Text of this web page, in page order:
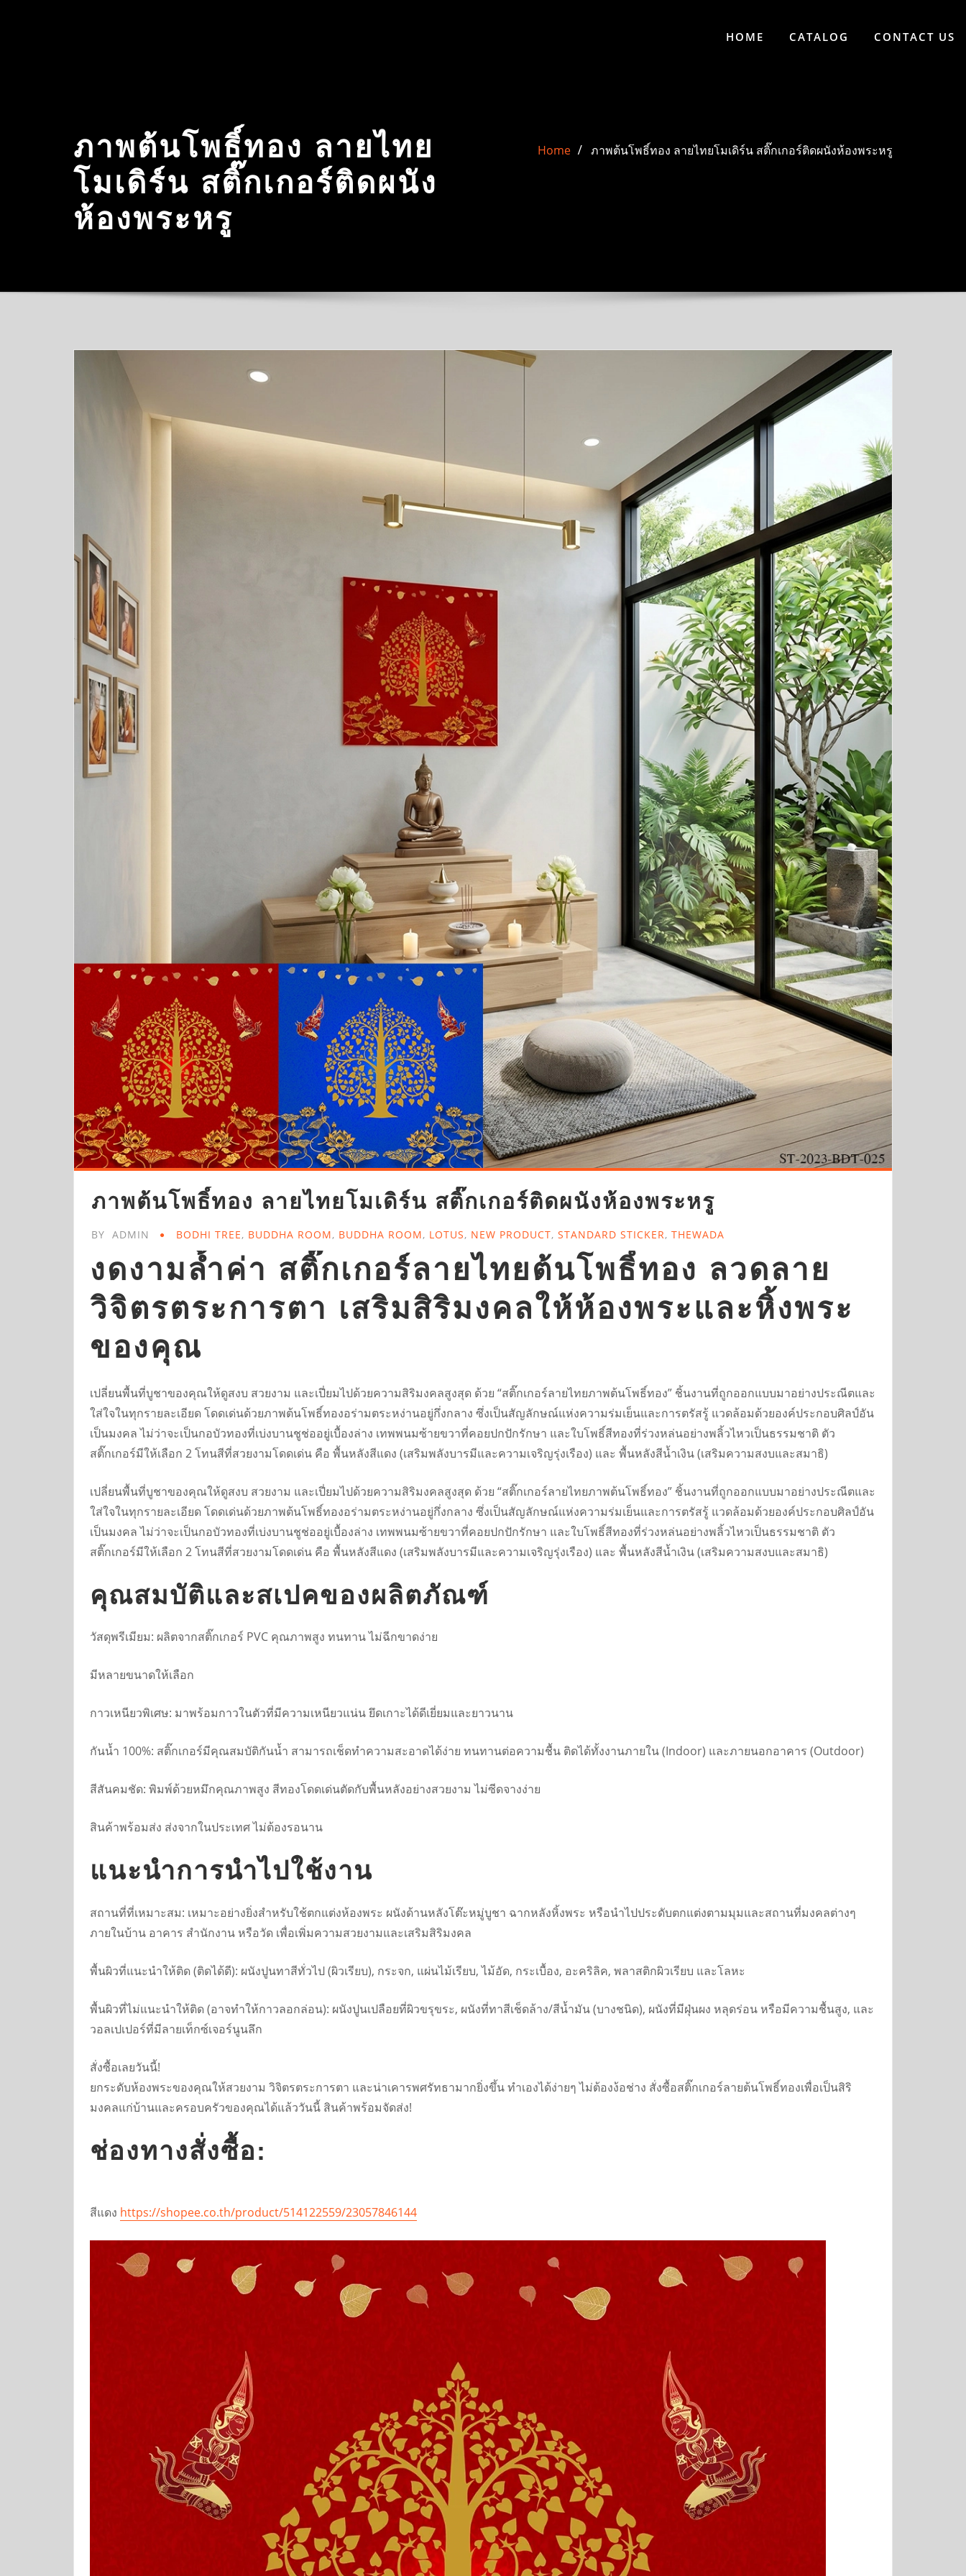
HOME CATALOG CONTACT US
ภาพต้นโพธิ์ทอง ลายไทย
โมเดิร์น สติ๊กเกอร์ติดผนัง
ห้องพระหรู
Home ภาพต้นโพธิ์ทอง ลายไทยโมเดิร์น สติ๊กเกอร์ติดผนังห้องพระหรู
ภาพต้นโพธิ์ทอง ลายไทยโมเดิร์น สติ๊กเกอร์ติดผนังห้องพระหรู
BY ADMIN BODHI TREE, BUDDHA ROOM, BUDDHA ROOM, LOTUS, NEW PRODUCT,STANDARD STICKER,THEWADA
งดงามล้ำค่า สติ๊กเกอร์ลายไทยต้นโพธิ์ทอง ลวดลาย
วิจิตรตระการตา เสริมสิริมงคลให้ห้องพระและหิ้งพระ
ของคุณ
เปลี่ยนพื้นที่บูชาของคุณให้ดูสงบ สวยงาม และเปี่ยมไปด้วยความสิริมงคลสูงสุด ด้วย “สติ๊กเกอร์ลายไทยภาพต้นโพธิ์ทอง” ชิ้นงานที่ถูกออกแบบมาอย่างประณีตและ
ใส่ใจในทุกรายละเอียด โดดเด่นด้วยภาพต้นโพธิ์ทองอร่ามตระหง่านอยู่กึ่งกลาง ซึ่งเป็นสัญลักษณ์แห่งความร่มเย็นและการตรัสรู้ แวดล้อมด้วยองค์ประกอบศิลป์อัน
เป็นมงคล ไม่ว่าจะเป็นกอบัวทองที่เบ่งบานชูช่ออยู่เบื้องล่าง เทพพนมซ้ายขวาที่คอยปกปักรักษา และใบโพธิ์สีทองที่ร่วงหล่นอย่างพลิ้วไหวเป็นธรรมชาติ ตัว
สติ๊กเกอร์มีให้เลือก 2 โทนสีที่สวยงามโดดเด่น คือ พื้นหลังสีแดง (เสริมพลังบารมีและความเจริญรุ่งเรือง) และ พื้นหลังสีน้ำเงิน (เสริมความสงบและสมาธิ)
เปลี่ยนพื้นที่บูชาของคุณให้ดูสงบ สวยงาม และเปี่ยมไปด้วยความสิริมงคลสูงสุด ด้วย “สติ๊กเกอร์ลายไทยภาพต้นโพธิ์ทอง” ชิ้นงานที่ถูกออกแบบมาอย่างประณีตและ
ใส่ใจในทุกรายละเอียด โดดเด่นด้วยภาพต้นโพธิ์ทองอร่ามตระหง่านอยู่กึ่งกลาง ซึ่งเป็นสัญลักษณ์แห่งความร่มเย็นและการตรัสรู้ แวดล้อมด้วยองค์ประกอบศิลป์อัน
เป็นมงคล ไม่ว่าจะเป็นกอบัวทองที่เบ่งบานชูช่ออยู่เบื้องล่าง เทพพนมซ้ายขวาที่คอยปกปักรักษา และใบโพธิ์สีทองที่ร่วงหล่นอย่างพลิ้วไหวเป็นธรรมชาติ ตัว
สติ๊กเกอร์มีให้เลือก 2 โทนสีที่สวยงามโดดเด่น คือ พื้นหลังสีแดง (เสริมพลังบารมีและความเจริญรุ่งเรือง) และ พื้นหลังสีน้ำเงิน (เสริมความสงบและสมาธิ)
คุณสมบัติและสเปคของผลิตภัณฑ์
วัสดุพรีเมียม: ผลิตจากสติ๊กเกอร์ PVC คุณภาพสูง ทนทาน ไม่ฉีกขาดง่าย
มีหลายขนาดให้เลือก
กาวเหนียวพิเศษ: มาพร้อมกาวในตัวที่มีความเหนียวแน่น ยึดเกาะได้ดีเยี่ยมและยาวนาน
กันน้ำ 100%: สติ๊กเกอร์มีคุณสมบัติกันน้ำ สามารถเช็ดทำความสะอาดได้ง่าย ทนทานต่อความชื้น ติดได้ทั้งงานภายใน (Indoor) และภายนอกอาคาร (Outdoor)
สีสันคมชัด: พิมพ์ด้วยหมึกคุณภาพสูง สีทองโดดเด่นตัดกับพื้นหลังอย่างสวยงาม ไม่ซีดจางง่าย
สินค้าพร้อมส่ง ส่งจากในประเทศ ไม่ต้องรอนาน
แนะนำการนำไปใช้งาน
สถานที่ที่เหมาะสม: เหมาะอย่างยิ่งสำหรับใช้ตกแต่งห้องพระ ผนังด้านหลังโต๊ะหมู่บูชา ฉากหลังหิ้งพระ หรือนำไปประดับตกแต่งตามมุมและสถานที่มงคลต่างๆ
ภายในบ้าน อาคาร สำนักงาน หรือวัด เพื่อเพิ่มความสวยงามและเสริมสิริมงคล
พื้นผิวที่แนะนำให้ติด (ติดได้ดี): ผนังปูนทาสีทั่วไป (ผิวเรียบ), กระจก, แผ่นไม้เรียบ, ไม้อัด, กระเบื้อง, อะคริลิค, พลาสติกผิวเรียบ และโลหะ
พื้นผิวที่ไม่แนะนำให้ติด (อาจทำให้กาวลอกล่อน): ผนังปูนเปลือยที่ผิวขรุขระ, ผนังที่ทาสีเช็ดล้าง/สีน้ำมัน (บางชนิด), ผนังที่มีฝุ่นผง หลุดร่อน หรือมีความชื้นสูง, และ
วอลเปเปอร์ที่มีลายเท็กซ์เจอร์นูนลึก
สั่งซื้อเลยวันนี้!
ยกระดับห้องพระของคุณให้สวยงาม วิจิตรตระการตา และน่าเคารพศรัทธามากยิ่งขึ้น ทำเองได้ง่ายๆ ไม่ต้องง้อช่าง สั่งซื้อสติ๊กเกอร์ลายต้นโพธิ์ทองเพื่อเป็นสิริ
มงคลแก่บ้านและครอบครัวของคุณได้แล้ววันนี้ สินค้าพร้อมจัดส่ง!
ช่องทางสั่งซื้อ:
สีแดง https://shopee.co.th/product/514122559/23057846144